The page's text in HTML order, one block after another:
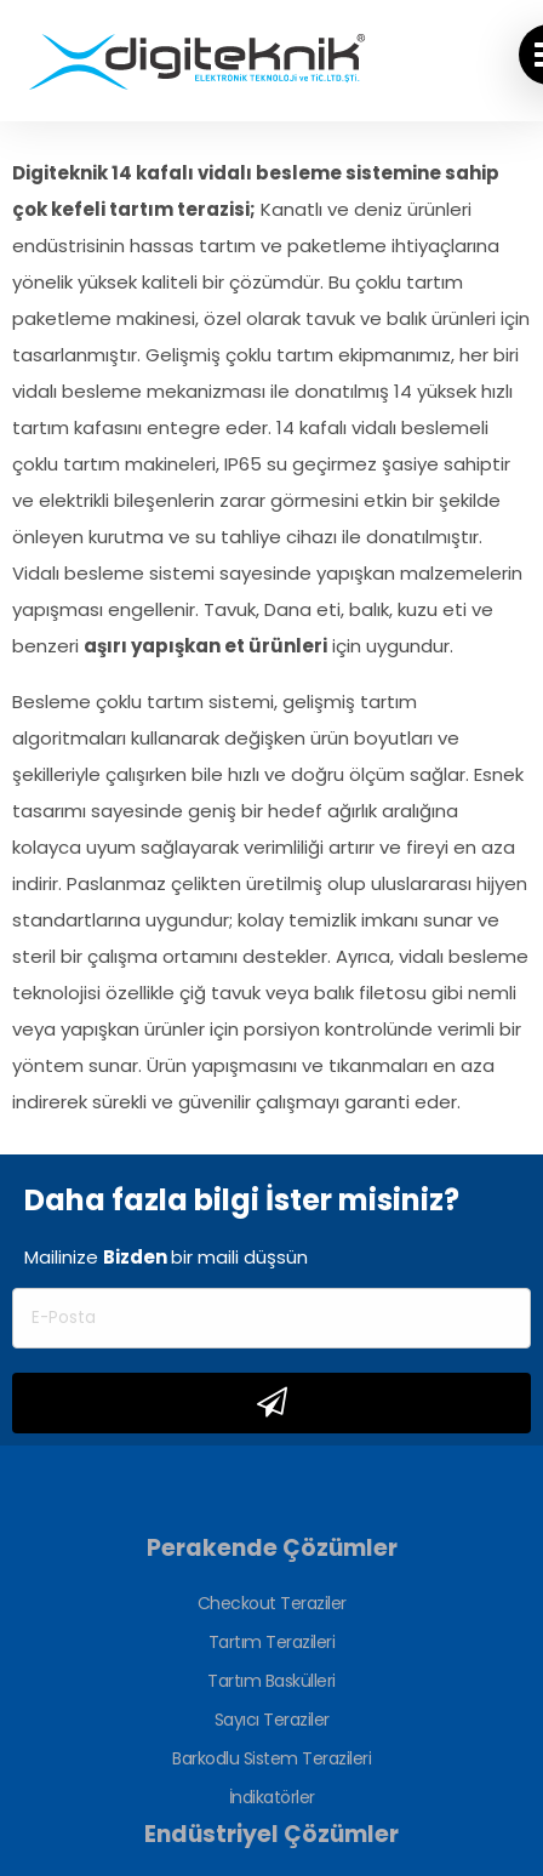
Digiteknik 14 kafalı vidalı besleme sistemine sahip
çok kefeli tartım terazisi; Kanatlı ve deniz ürünleri
endüstrisinin hassas tartım ve paketleme ihtiyaçlarına
yönelik yüksek kaliteli bir çözümdür. Bu çoklu tartım
paketleme makinesi, özel olarak tavuk ve balık ürünleri için
tasarlanmıştır. Gelişmiş çoklu tartım ekipmanımız, her biri
vidalı besleme mekanizması ile donatılmış 14 yüksek hızlı
tartım kafasını entegre eder. 14 kafalı vidalı beslemeli
çoklu tartım makineleri, IP65 su geçirmez şasiye sahiptir
ve elektrikli bileşenlerin zarar görmesini etkin bir şekilde
önleyen kurutma ve su tahliye cihazı ile donatılmıştır.
Vidalı besleme sistemi sayesinde yapışkan malzemelerin
yapışması engellenir. Tavuk, Dana eti, balık, kuzu eti ve
benzeri aşırı yapışkan et ürünleriiçin uygundur.
Besleme çoklu tartım sistemi, gelişmiş tartım
algoritmaları kullanarak değişken ürün boyutları ve
şekilleriyle çalışırken bile hızlı ve doğru ölçüm sağlar. Esnek
tasarımı sayesinde geniş bir hedef ağırlık aralığına
kolayca uyum sağlayarak verimliliği artırır ve fireyi en aza
indirir. Paslanmaz çelikten üretilmiş olup uluslararası hijyen
standartlarına uygundur; kolay temizlik imkanı sunar ve
steril bir çalışma ortamını destekler. Ayrıca, vidalı besleme
teknolojisi özellikle çiğ tavuk veya balık filetosu gibi nemli
veya yapışkan ürünler için porsiyon kontrolünde verimli bir
yöntem sunar. Ürün yapışmasını ve tıkanmaları en aza
indirerek sürekli ve güvenilir çalışmayı garanti eder.
Daha fazla bilgi İster misiniz?
Mailinize Bizdenbirmaili düşsün
Perakende Çözümler
Checkout Teraziler
Tartım Terazileri
Tartım Baskülleri
Sayıcı Teraziler
Barkodlu Sistem Terazileri
İndikatörler
Endüstriyel Çözümler